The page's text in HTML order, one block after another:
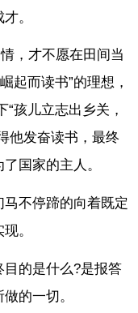
。
，才不愿在田间当
起而读书”的理想，
孩儿立志出乡关，
他发奋读书，最终
国家的主人。
不停蹄的向着既定
。
的是什么?是报答
的一切。